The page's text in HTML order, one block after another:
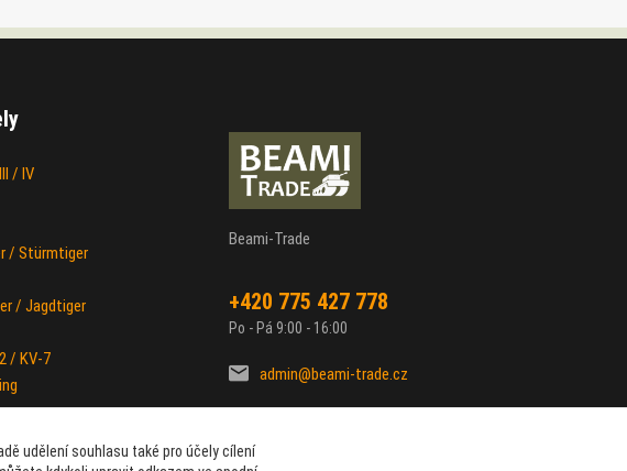
/ IV
/ Stürmtiger
/ Jagdtiger
/ KV-7
16
Beami-Trade
+420 775 427 778
Po - Pá 9:00 - 16:00
admin@beami-trade.cz
udělení souhlasu také pro účely cílení